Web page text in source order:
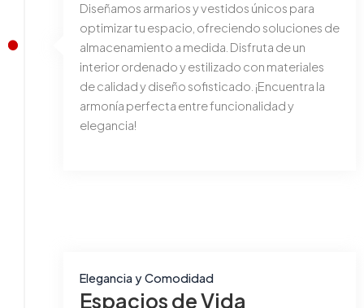
Diseñamos armarios y vestidos únicos para
optimizar tu espacio, ofreciendo soluciones de
almacenamiento a medida. Disfruta de un
interior ordenado y estilizado con materiales
de calidad y diseño sofisticado. ¡Encuentra la
armonía perfecta entre funcionalidad y
elegancia!
Elegancia y Comodidad
Espacios de Vida